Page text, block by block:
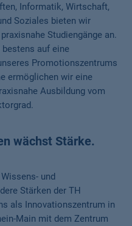
Informatik, Wirtschaft,
Soziales bieten wir
Studiengänge an.
bestens auf eine
Promotionszentrums
ermöglichen wir eine
Ausbildung vom
wächst Stärke.
und
Stärken der TH
als Innovationszentrum in
Main mit dem Zentrum